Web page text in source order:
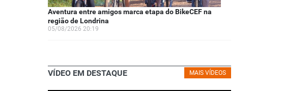
Aventura entre amigos marca etapa do BikeCEF na
região de Londrina
05/08/2026 20:19
MAIS VÍDEOS
VÍDEO EM DESTAQUE